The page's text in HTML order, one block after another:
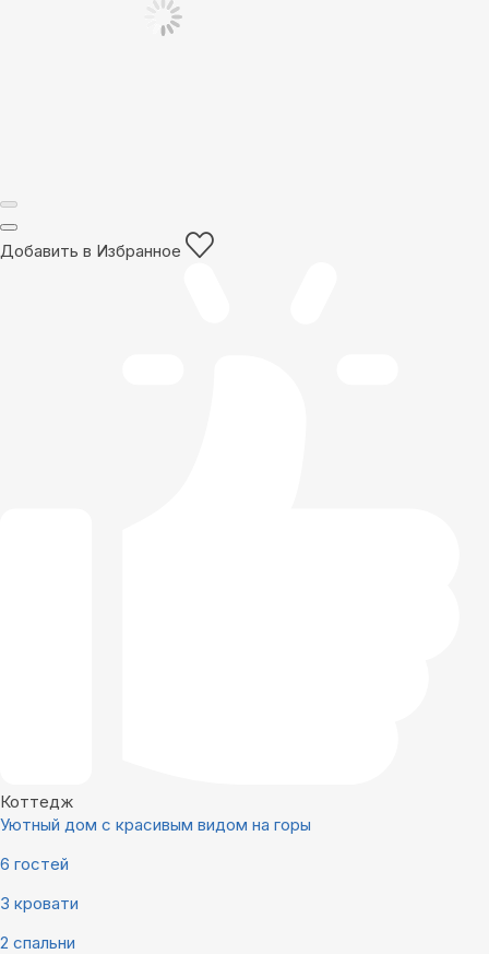
Добавить в Избранное
Коттедж
Уютный дом с красивым видом на горы
6 гостей
3 кровати
2 спальни